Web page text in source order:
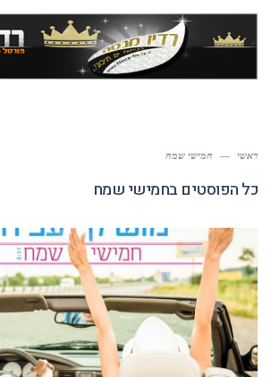
ראשי — חמישי שמח
כל הפוסטים בחמישי שמח